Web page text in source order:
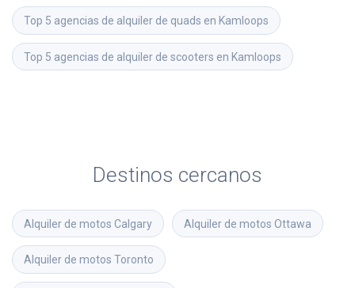
Top 5 agencias de alquiler de quads en Kamloops
Top 5 agencias de alquiler de scooters en Kamloops
Destinos cercanos
Alquiler de motos Calgary Alquiler de motos Ottawa
Alquiler de motos Toronto